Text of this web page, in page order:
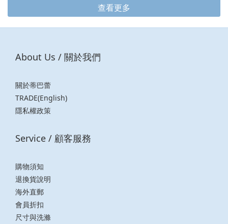
查看更多
About Us / 關於我們
關於蒂巴蕾
TRADE(English)
隱私權政策
Service / 顧客服務
購物須知
退換貨說明
海外直郵
會員折扣
尺寸與洗滌